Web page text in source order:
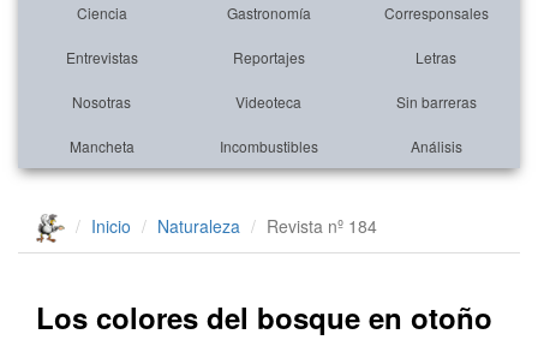
Ciencia Gastronomía Corresponsales
Entrevistas Reportajes Letras
Nosotras Videoteca Sin barreras
Mancheta Incombustibles Análisis
Inicio Naturaleza Revista nº 184
Los colores del bosque en otoño